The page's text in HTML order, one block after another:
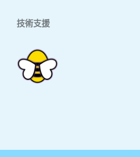
技術支援